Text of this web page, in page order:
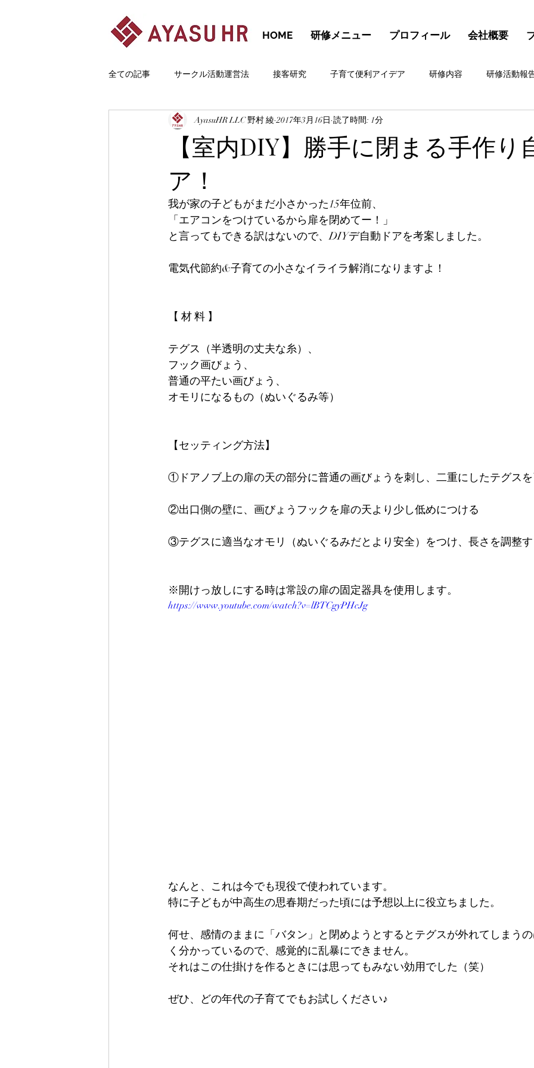
HOME 研修メニュー プロフィール 会社概要
全ての記事 サークル活動運営法 接客研究 子育て便利アイデア 研修内容 研修活動報
はじめまして カテゴリー 1 カテゴリー 2
【室内DIY】勝手に閉まる手作り
ア！
AyasuHR LLC 野村 綾 2017年3月16日 読了時間: 1分
我が家の子どもがまだ小さかった15年位前、
「エアコンをつけているから扉を閉めてー！」
と言ってもできる訳はないので、DIYデ自動ドアを考案しました。
電気代節約&子育ての小さなイライラ解消になりますよ！
【 材 料 】
テグス（半透明の丈夫な糸）、
フック画びょう、
普通の平たい画びょう、
オモリになるもの（ぬいぐるみ等）
【セッティング方法】
①ドアノブ上の扉の天の部分に普通の画びょうを刺し、二重にしたテグス
②出口側の壁に、画びょうフックを扉の天より少し低めにつける
③テグスに適当なオモリ（ぬいぐるみだとより安全）をつけ、長さを調整
※開けっ放しにする時は常設の扉の固定器具を使用します。
https://www.youtube.com/watch?v=lBTCgyPHcJg
なんと、これは今でも現役で使われています。
特に子どもが中高生の思春期だった頃には予想以上に役立ちました。
何せ、感情のままに「バタン」と閉めようとするとテグスが外れてしまう
く分かっているので、感覚的に乱暴にできません。
それはこの仕掛けを作るときには思ってもみない効用でした（笑）
ぜひ、どの年代の子育てでもお試しください♪